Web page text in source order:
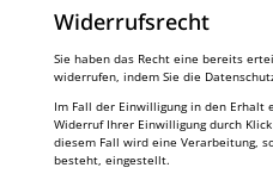
Widerrufsrecht
Sie haben das Recht eine bereits
widerrufen, indem Sie die
Im Fall der Einwilligung in den Erhalt
Widerruf Ihrer Einwilligung durch
diesem Fall wird eine Verarbeitung,
besteht, eingestellt.